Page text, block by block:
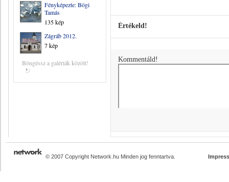
Fényképezte: Bögi
Tamás
135 kép
Zágráb 2012.
7 kép
Böngéssz a galériák között!
Értékeld!
Kommentáld!
© 2007 Copyright Network.hu Minden jog fenntartva.